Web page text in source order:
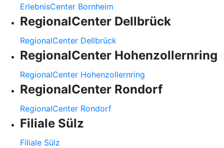
ErlebnisCenter Bornheim
RegionalCenter Dellbrück
RegionalCenter Dellbrück
RegionalCenter Hohenzollernring
RegionalCenter Hohenzollernring
RegionalCenter Rondorf
RegionalCenter Rondorf
Filiale Sülz
Filiale Sülz